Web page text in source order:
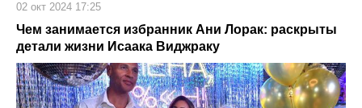
02 окт 2024 17:25
Чем занимается избранник Ани Лорак: раскрыты
детали жизни Исаака Виджраку